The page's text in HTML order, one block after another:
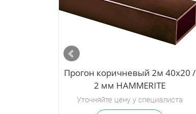
Прогон коричневый 2м 40х20 /
2 мм HAMMERITE
Уточняйте цену у специалиста